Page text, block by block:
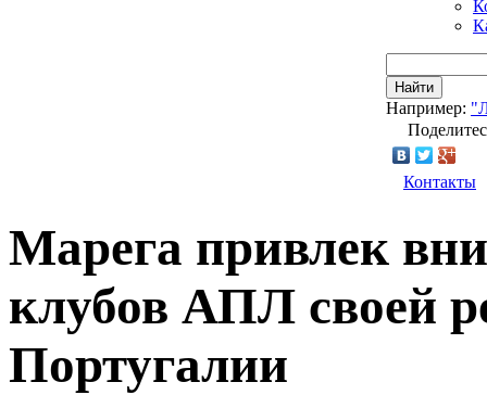
Найти
Например:
Контакты
Марега привлек
клубов АПЛ своей
Португалии